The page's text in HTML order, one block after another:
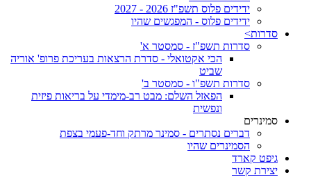
ידידים פלוס תשפ"ז 2026 - 2027
ידידים פלוס - המפגשים שהיו
סדרות>
סדרות תשפ"ז - סמסטר א'
הכי אקטואלי - סדרת הרצאות בעריכת פרופ' אוריה
שביט
סדרות תשפ"ו - סמסטר ב'
הפאזל השלם: מבט רב-מימדי על בריאות פיזית
ונפשית
סמינרים
דברים נסתרים - סמינר מרתק וחד-פעמי בצפת
הסמינרים שהיו
גיפט קארד
יצירת קשר